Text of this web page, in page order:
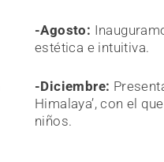
-Agosto:
estética e intuitiva.
-Diciembre:
Himalaya’, con el
niños.